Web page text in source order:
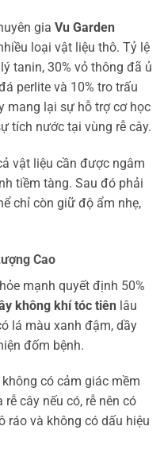
gia Vu Garden
loại vật liệu thô. Tỷ lệ
tanin, 30% vỏ thông đã ủ
perlite và 10% tro trấu
mang lại sự hỗ trợ cơ học
tích nước tại vùng rễ cây.
vật liệu cần được ngâm
tiềm tàng. Sau đó phải
chỉ còn giữ độ ẩm nhẹ,
Cao
mạnh quyết định 50%
không khí tóc tiên lâu
lá màu xanh đậm, dầy
đốm bệnh.
có cảm giác mềm
cây nếu có, rễ nên có
ráo và không có dấu hiệu